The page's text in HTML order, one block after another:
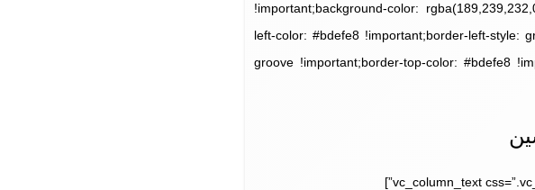
!important;background-color:
left-color: #bdefe8 !important;border-left-style:
groove !important;border-top-color: #bdefe8